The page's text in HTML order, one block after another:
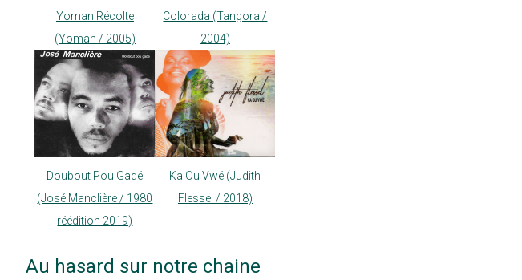
Yoman Récolte
(Yoman / 2005)
Colorada (Tangora /
2004)
Doubout Pou Gadé
(José Manclière / 1980
réédition 2019)
Ka Ou Vwé (Judith
Flessel / 2018)
Au hasard sur notre chaine